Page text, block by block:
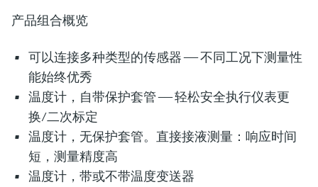
产品组合概览
可以连接多种类型的传感器 —— 不同工况下测量性
能始终优秀
温度计，自带保护套管 —— 轻松安全执行仪表更
换/二次标定
温度计，无保护套管。直接接液测量：响应时间
短，测量精度高
温度计，带或不带温度变送器